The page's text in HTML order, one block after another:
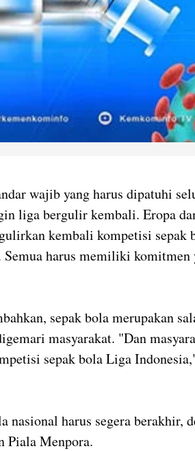
wajib yang harus dipatuhi
liga bergulir kembali. Eropa
kembali kompetisi sepak
Semua harus memiliki komitmen
sepak bola merupakan
masyarakat. "Dan
sepak bola Liga
nasional harus segera berakhir,
Piala Menpora.